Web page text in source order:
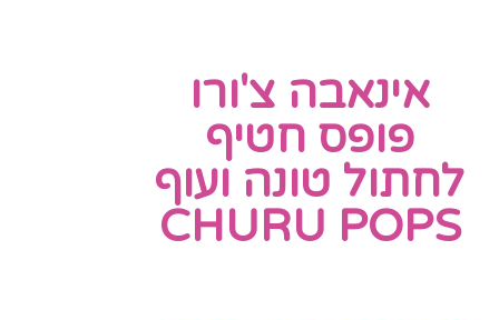
אינאבה צ'ורו
פופס חטיף
לחתול טונה ועוף
CHURU POPS